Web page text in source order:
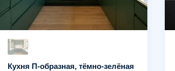
Кухня П-образная, тёмно-зелёная